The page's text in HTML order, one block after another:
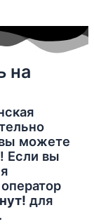
на
вы можете
Если вы
для